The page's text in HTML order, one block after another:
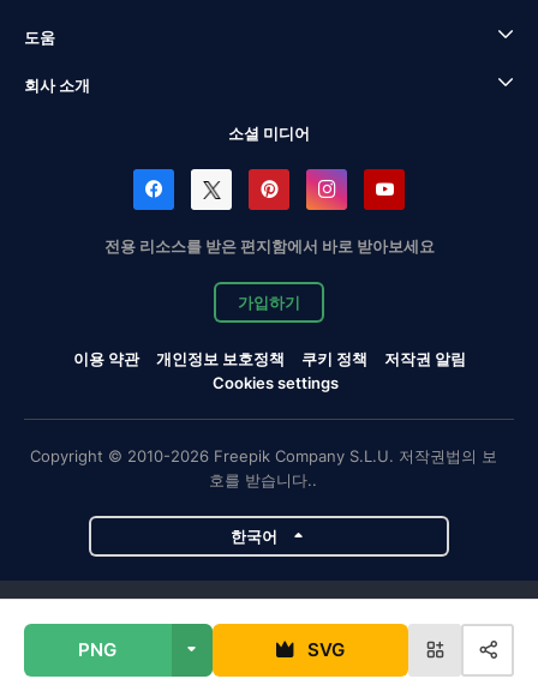
PNG SVG
도움
회사 소개
소셜 미디어
전용 리소스를 받은 편지함에서 바로 받아보세요
가입하기
이용 약관 개인정보 보호정책 쿠키 정책
저작권 알림
Cookies settings
Copyright © 2010-2026 Freepik Company S.L.U. 저작권법의 보
호를 받습니다..
한국어